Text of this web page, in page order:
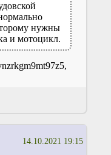
нужны
и мотоцикл.
14.10.2021 19:15